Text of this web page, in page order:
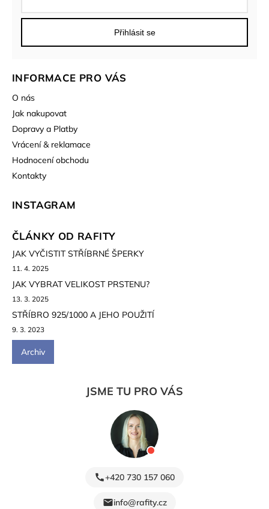
INFORMACE PRO VÁS
O nás
Jak nakupovat
Dopravy a Platby
Vrácení & reklamace
Hodnocení obchodu
Kontakty
Přihlásit se
INSTAGRAM
ČLÁNKY OD RAFITY
JAK VYČISTIT STŘÍBRNÉ ŠPERKY
11. 4. 2025
JAK VYBRAT VELIKOST PRSTENU?
13. 3. 2025
STŘÍBRO 925/1000 A JEHO POUŽITÍ
9. 3. 2023
Archiv
JSME TU PRO VÁS
+420 730 157 060
info@rafity.cz